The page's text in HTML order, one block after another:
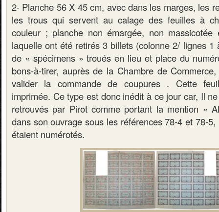
2- Planche 56 X 45 cm, avec dans les marges, les
les trous qui servent au calage des feuilles à
couleur ; planche non émargée, non
laquelle ont été retirés 3 billets (colonne 2/ lignes
de « spécimens » troués en lieu et place du
bons-à-tirer, auprès de la Chambre de
valider la commande de coupures . Cette
imprimée. Ce type est donc inédit à ce jour car, Il
retrouvés par Pirot comme portant la mention «
dans son ouvrage sous les références 78-4 et 78-
étaient numérotés.